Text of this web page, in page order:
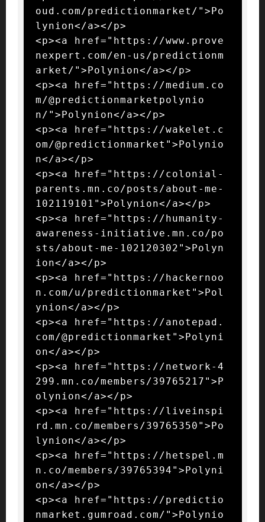
oud.com/predictionmarket/">Po
lynion</a></p>
<p><a href="https://www.prove
nexpert.com/en-us/predictionm
arket/">Polynion</a></p>
<p><a href="https://medium.co
m/@predictionmarketpolynio
n/">Polynion</a></p>
<p><a href="https://wakelet.c
om/@predictionmarket">Polynio
n</a></p>
<p><a href="https://colonial-
parents.mn.co/posts/about-me-
102119101">Polynion</a></p>
<p><a href="https://humanity-
awareness-initiative.mn.co/po
sts/about-me-102120302">Polyn
ion</a></p>
<p><a href="https://hackernoo
n.com/u/predictionmarket">Pol
ynion</a></p>
<p><a href="https://anotepad.
com/@predictionmarket">Polyni
on</a></p>
<p><a href="https://network-4
299.mn.co/members/39765217">P
olynion</a></p>
<p><a href="https://liveinspi
rd.mn.co/members/39765350">Po
lynion</a></p>
<p><a href="https://hetspel.m
n.co/members/39765394">Polyni
on</a></p>
<p><a href="https://predictio
nmarket.gumroad.com/">Polynio